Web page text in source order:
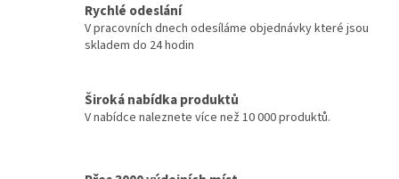
Rychlé odeslání
V pracovních dnech odesíláme objednávky které jsou
skladem do 24 hodin
Široká nabídka produktů
V nabídce naleznete více než 10 000 produktů.